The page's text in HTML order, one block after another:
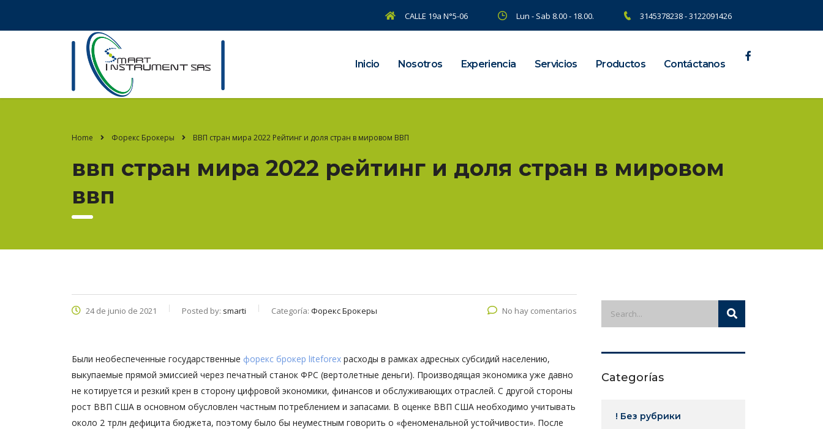
CALLE 19a N°5-06 Lun - Sab 8.00 - 18.00. 3145378238 - 3122091426
Inicio Nosotros Experiencia Servicios Productos Contáctanos
Home Форекс Брокеры ВВП стран мира 2022 Рейтинг и доля стран в мировом ВВП
ввп стран мира 2022 рейтинг и доля стран в мировом
ввп
24 de junio de 2021 Posted by: smarti Categoría: Форекс Брокеры No hay comentarios
Были необеспеченные государственные форекс брокер liteforex расходы в рамках адресных субсидий населению,
выкупаемые прямой эмиссией через печатный станок ФРС (вертолетные деньги). Производящая экономика уже давно
не котируется и резкий крен в сторону цифровой экономики, финансов и обслуживающих отраслей. С другой стороны
рост ВВП США в основном обусловлен частным потреблением и запасами. В оценке ВВП США необходимо учитывать
около 2 трлн дефицита бюджета, поэтому было бы неуместным говорить о «феноменальной устойчивости». После
Categorías
! Без рубрики